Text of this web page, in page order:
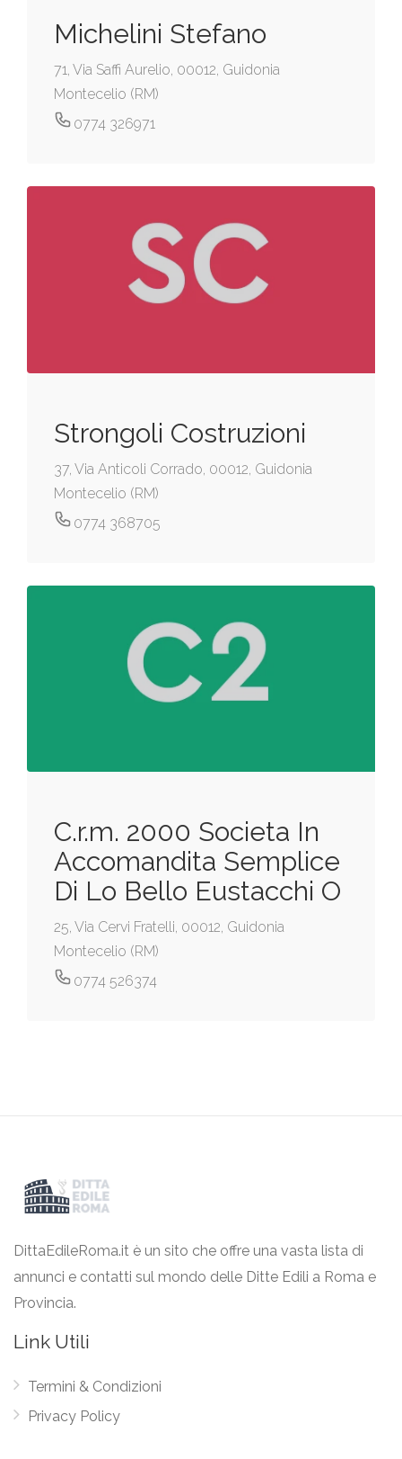
Michelini Stefano
71, Via Saffi Aurelio, 00012, Guidonia
Montecelio (RM)
0774 326971
Strongoli Costruzioni
37, Via Anticoli Corrado, 00012, Guidonia
Montecelio (RM)
0774 368705
C.r.m. 2000 Societa In
Accomandita Semplice
Di Lo Bello Eustacchi O
25, Via Cervi Fratelli, 00012, Guidonia
Montecelio (RM)
0774 526374
DittaEdileRoma.it è un sito che offre una vasta lista di
annunci e contatti sul mondo delle Ditte Edili a Roma e
Provincia.
Link Utili
Termini & Condizioni
Privacy Policy